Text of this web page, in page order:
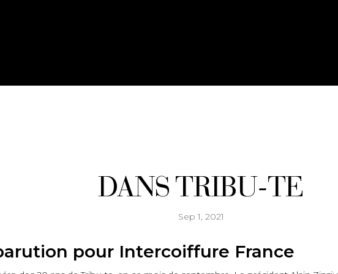
DANS TRIBU-TE
Sep 1, 2021
pour Intercoiffure France